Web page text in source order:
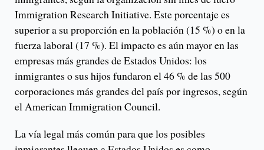
Immigration Research Initiative. Este porcentaje es
superior a su proporción en la población (15 %) o en la
fuerza laboral (17 %). El impacto es aún mayor en las
empresas más grandes de Estados Unidos: los
inmigrantes o sus hijos fundaron el 46 % de las 500
corporaciones más grandes del país por ingresos, según
el American Immigration Council.
La vía legal más común para que los posibles